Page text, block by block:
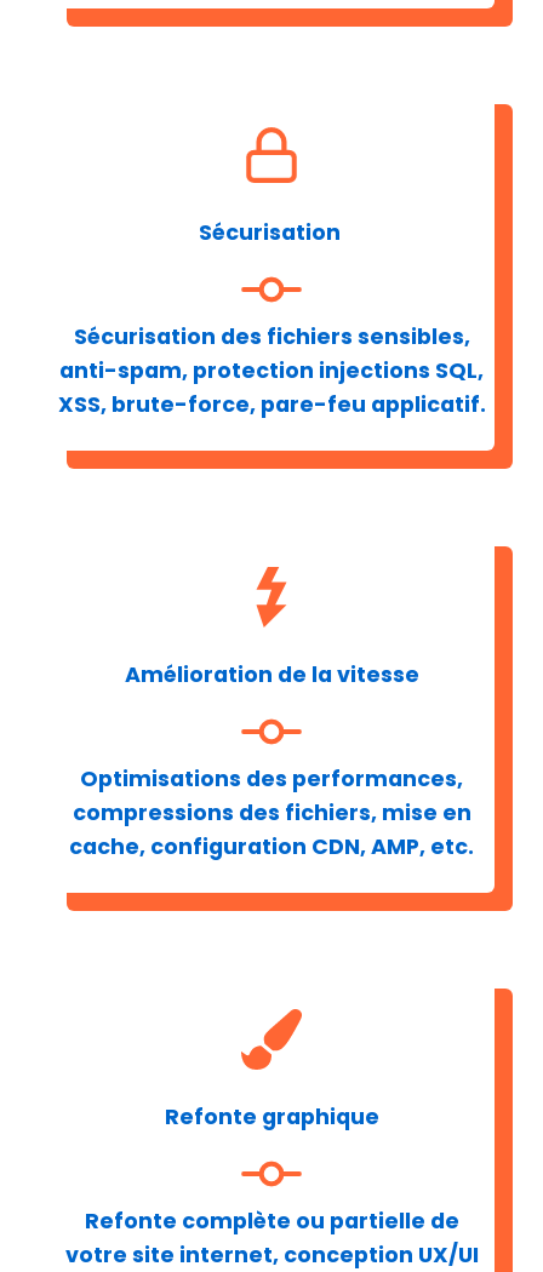
Sécurisation
Sécurisation des fichiers sensibles,
anti-spam, protection injections SQL,
XSS, brute-force, pare-feu applicatif.
Amélioration de la vitesse
Optimisations des performances,
compressions des fichiers, mise en
cache, configuration CDN, AMP, etc.
Refonte graphique
Refonte complète ou partielle de
votre site internet, conception UX/UI